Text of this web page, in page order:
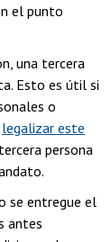
el punto
una tercera
Esto es útil si
o
legalizar este
persona
se entregue el
antes